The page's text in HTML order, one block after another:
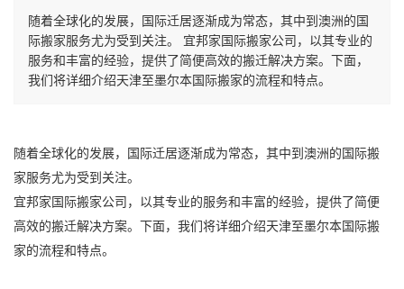
随着全球化的发展，国际迁居逐渐成为常态，其中到澳洲的国
际搬家服务尤为受到关注。 宜邦家国际搬家公司，以其专业的
服务和丰富的经验，提供了简便高效的搬迁解决方案。下面，
我们将详细介绍天津至墨尔本国际搬家的流程和特点。
随着全球化的发展，国际迁居逐渐成为常态，其中到澳洲的 国际搬
家服务尤为受到关注。
宜邦家 国际搬家公司，以其专业的服务和丰富的经验，提供了简便
高效的搬迁解决方案。下面，我们将详细介绍天津至墨尔本 国际搬
家的流程和特点。